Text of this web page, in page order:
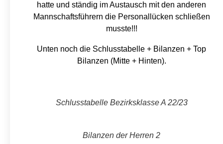
hatte und ständig im Austausch mit den anderen
Mannschaftsführern die Personallücken schließen
musste!!!
Unten noch die Schlusstabelle + Bilanzen + Top
Bilanzen (Mitte + Hinten).
Schlusstabelle Bezirksklasse A 22/23
Bilanzen der Herren 2